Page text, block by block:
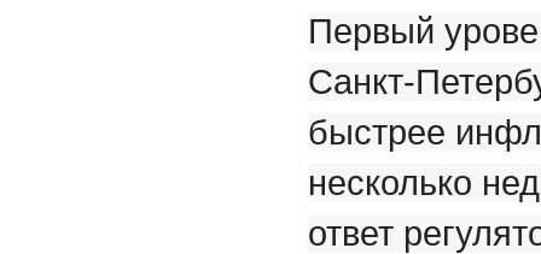
Первый
Санкт-
быстрее
несколько
ответ